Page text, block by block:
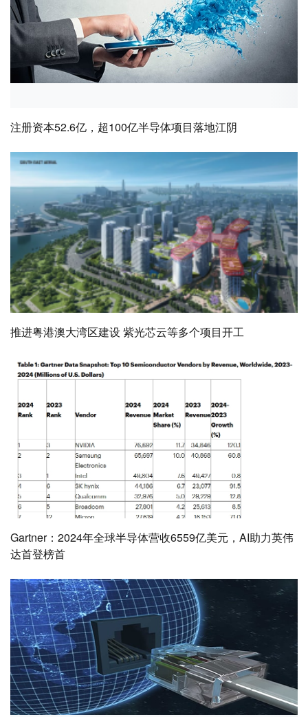
注册资本52.6亿，超100亿半导体项目落地江阴
推进粤港澳大湾区建设 紫光芯云等多个项目开工
Gartner：2024年全球半导体营收6559亿美元，AI助力英伟
达首登榜首